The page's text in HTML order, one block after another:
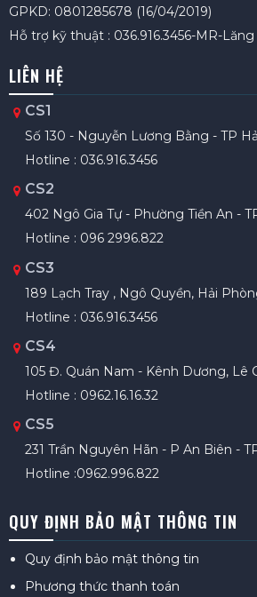
GPKD: 0801285678 (16/04/2019)
Hỗ trợ kỹ thuật : 036.916.3456-MR-Lăng
LIÊN HỆ
CS1
Số 130 - Nguyễn Lương Bằng - TP
Hotline : 036.916.3456
CS2
402 Ngô Gia Tự - Phường Tiền An -
Hotline : 096 2996.822
CS3
189 Lạch Tray , Ngô Quyền, Hải
Hotline : 036.916.3456
CS4
105 Đ. Quán Nam - Kênh Dương, Lê
Hotline : 0962.16.16.32
CS5
231 Trần Nguyên Hãn - P An Biên -
Hotline :0962.996.822
QUY ĐỊNH BẢO MẬT THÔNG TIN
Quy định bảo mật thông tin
Phương thức thanh toán